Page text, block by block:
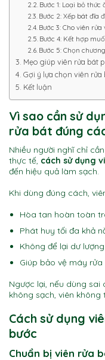
Bước 1: Loại bỏ
Bước 2: Xếp bát đĩa
Bước 3: Cho viên
Bước 4: Kết hợp
Bước 5: Chọn
Mẹo giúp viên rửa bát
Gợi ý lựa chọn viên rửa
Kết luận
Vì sao cần sử
rửa bát đúng
Nhiều người nghĩ chỉ
thực tế, cách sử dụng
đến hiệu quả làm sạch.
Khi dùng đúng cách,
Hòa tan hoàn toàn
Phát huy tối đa khả
Không để lại dư
Giúp bảo vệ máy
Ngược lại, nếu dùng
không sạch, viên
Cách sử dụng
bước
Chuẩn bị viên rửa